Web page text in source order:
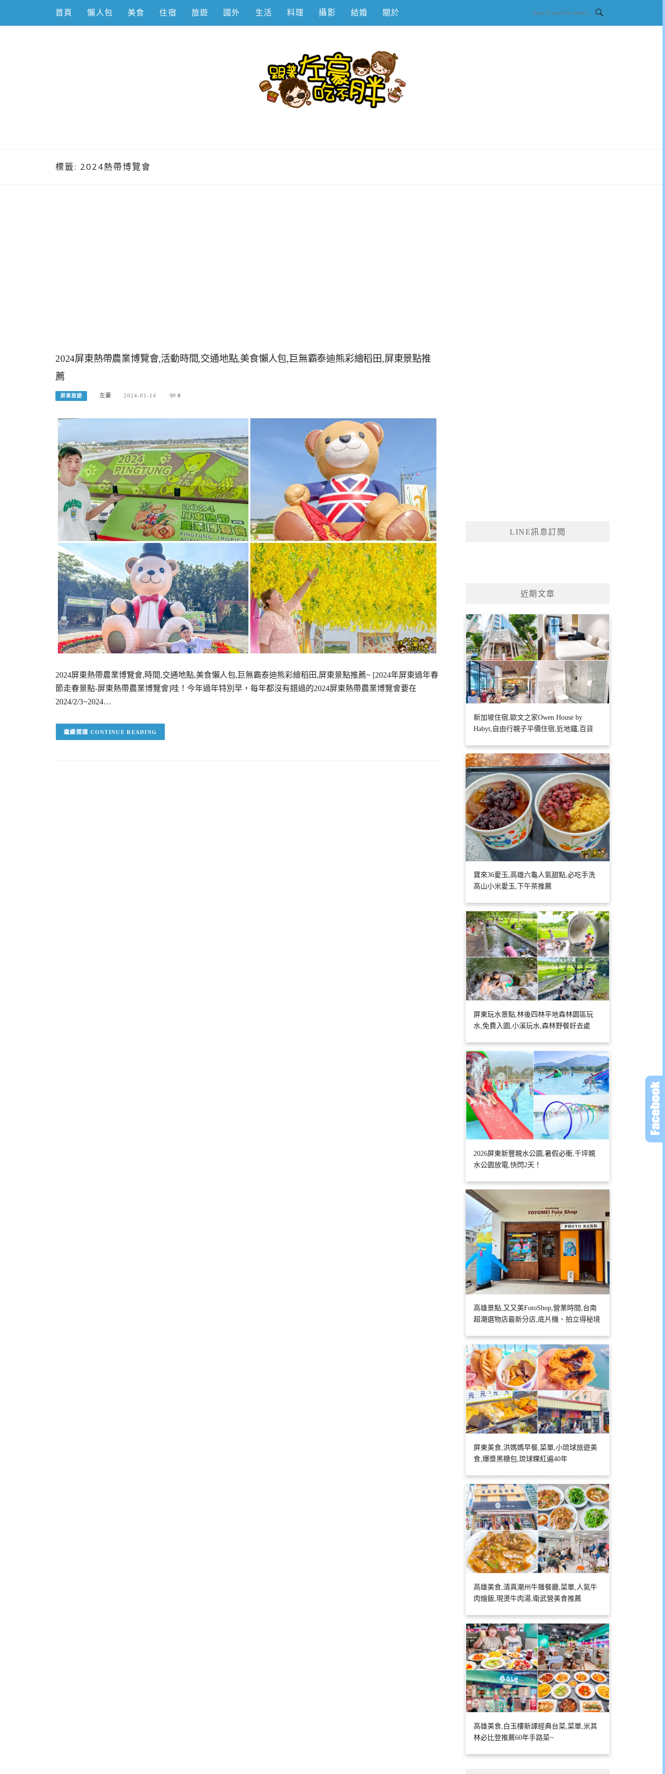
content
首頁 懶人包 美食 住宿 旅遊 國外 生活 料理 攝影 結婚 關於
標籤: 2024熱帶博覽會
2024屏東熱帶農業博覽會,活動時間,交通地點,美食懶人包,巨無霸泰迪熊彩繪稻田,屏東景點推
薦
屏東旅遊 左豪 2024-01-14 0
2024屏東熱帶農業博覽會,時間,交通地點,美食懶人包,巨無霸泰迪熊彩繪稻田,屏東景點推薦~ [2024年屏東過年春
節走春景點-屏東熱帶農業博覽會]哇！今年過年特別早，每年都沒有錯過的2024屏東熱帶農業博覽會要在
2024/2/3~2024…
CONTINUE READING
LINE訊息訂閱
近期文章
新加坡住宿,歐文之家Owen House by
Habyt,自由行親子平價住宿,近地鐵,百貨
寶來36愛玉,高雄六龜人氣甜點,必吃手洗
高山小米愛玉,下午茶推薦
屏東玩水景點,林後四林平地森林園區玩
水,免費入園,小溪玩水,森林野餐好去處
2026屏東新豐親水公園,暑假必衝,千坪親
水公園放電,快閃2天！
高雄景點,又又美FotoShop,營業時間,台南
超潮選物店最新分店,底片機、拍立得秘境
屏東美食,洪媽媽早餐,菜單,小琉球旅遊美
食,爆漿黑糖包,琉球粿紅遍40年
高雄美食,清真潮州牛雜餐廳,菜單,人氣牛
肉燴飯,現燙牛肉湯,衛武營美食推薦
高雄美食,白玉樓新譯經典台菜,菜單,米其
林必比登推薦60年手路菜~